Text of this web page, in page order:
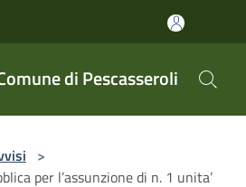
di Pescasseroli
>
per l’assunzione di n. 1 unita’